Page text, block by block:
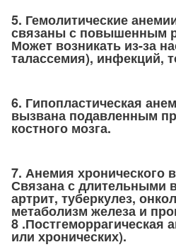
5. Гемолитические
связаны с повышенным
Может возникать из-за
талассемия), инфекций,
6. Гипопластическая
вызвана подавленным
костного мозга.
7. Анемия хронического
Связана с длительными
артрит, туберкулез,
метаболизм железа и
8 .Постгеморрагическая
или хронических).